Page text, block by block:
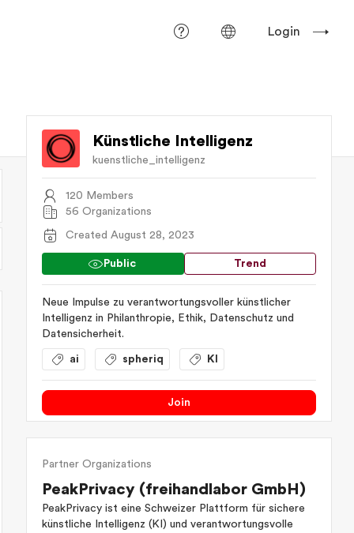
Login
Künstliche Intelligenz
kuenstliche_intelligenz
120 Members
56 Organizations
Created August 28, 2023
Public Trend
Neue Impulse zu verantwortungsvoller künstlicher
Intelligenz in Philanthropie, Ethik, Datenschutz und
Datensicherheit.
ai spheriq KI
Join
Partner Organizations
PeakPrivacy (freihandlabor GmbH)
PeakPrivacy ist eine Schweizer Plattform für sichere
künstliche Intelligenz (KI) und verantwortungsvolle